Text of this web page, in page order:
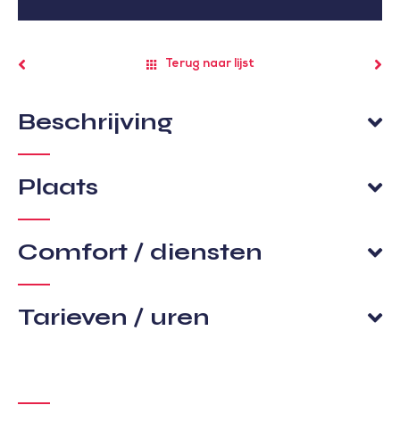
Terug naar lijst
Beschrijving
Plaats
Comfort / diensten
Tarieven / uren